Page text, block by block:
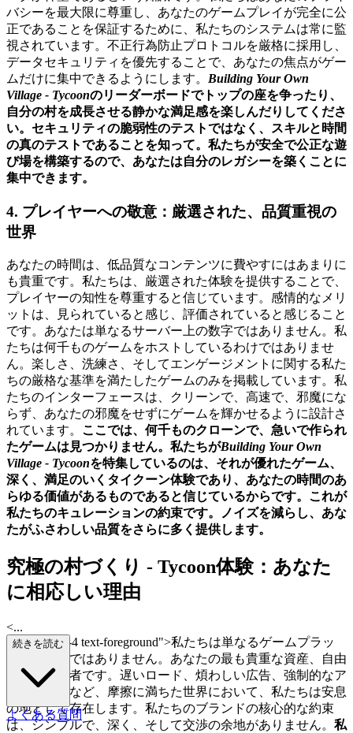
バシーを最大限に尊重し、あなたのゲームプレイが完全に公
正であることを保証するために、私たちのシステムは常に監
視されています。不正行為防止プロトコルを厳格に採用し、
データセキュリティを優先することで、あなたの焦点がゲー
ムだけに集中できるようにします。 Building Your Own
Village - Tycoonのリーダーボードでトップの座を争ったり、
自分の村を成長させる静かな満足感を楽しんだりしてくださ
い。セキュリティの脆弱性のテストではなく、スキルと時間
の真のテストであることを知って。私たちが安全で公正な遊
び場を構築するので、あなたは自分のレガシーを築くことに
集中できます。
4. プレイヤーへの敬意：厳選された、品質重視の
世界
あなたの時間は、低品質なコンテンツに費やすにはあまりに
も貴重です。私たちは、厳選された体験を提供することで、
プレイヤーの知性を尊重すると信じています。感情的なメリ
ットは、見られていると感じ、評価されていると感じること
です。あなたは単なるサーバー上の数字ではありません。私
たちは何千ものゲームをホストしているわけではありませ
ん。楽しさ、洗練さ、そしてエンゲージメントに関する私た
ちの厳格な基準を満たしたゲームのみを掲載しています。私
たちのインターフェースは、クリーンで、高速で、邪魔にな
らず、あなたの邪魔をせずにゲームを輝かせるように設計さ
れています。 ここでは、何千ものクローンで、急いで作られ
たゲームは見つかりません。私たちがBuilding Your Own
Village - Tycoonを特集しているのは、それが優れたゲーム、
深く、満足のいくタイクーン体験であり、あなたの時間のあ
らゆる価値があるものであると信じているからです。これが
私たちのキュレーションの約束です。ノイズを減らし、あな
たがふさわしい品質をさらに多く提供します。
究極の村づくり - Tycoon体験：あなた
に相応しい理由
<...
p class="mb-4 text-foreground">私たちは単なるゲームプラッ
トフォームではありません。あなたの最も貴重な資産、自由
時間の守護者です。遅いロード、煩わしい広告、強制的なア
ップデートなど、摩擦に満ちた世界において、私たちは安息
の地として存在します。私たちのブランドの核心的な約束
は、シンプルで、深く、そして交渉の余地がありません。 私
続きを読む
よくある質問